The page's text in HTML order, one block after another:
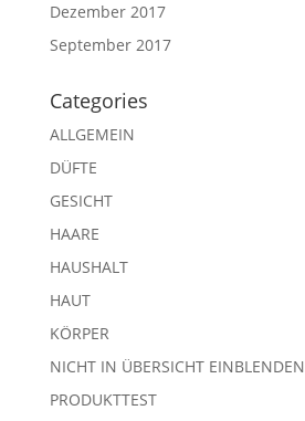
Dezember 2017
September 2017
Categories
ALLGEMEIN
DÜFTE
GESICHT
HAARE
HAUSHALT
HAUT
KÖRPER
NICHT IN ÜBERSICHT EINBLENDEN
PRODUKTTEST